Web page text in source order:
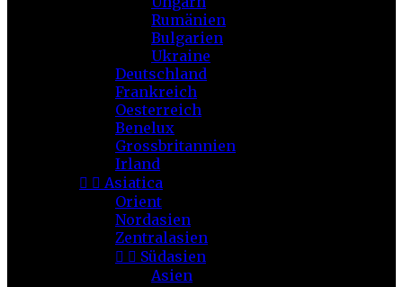
Rumänien
Bulgarien
Ukraine
Deutschland
Frankreich
Oesterreich
Benelux
Grossbritannien
Irland
  Asiatica
Orient
Nordasien
Zentralasien
  Südasien
Asien